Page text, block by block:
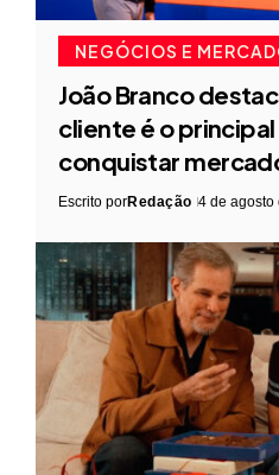
NEGÓCIOS E
João Branco
cliente é o
conquistar
Escrito porRedação 4 de agosto